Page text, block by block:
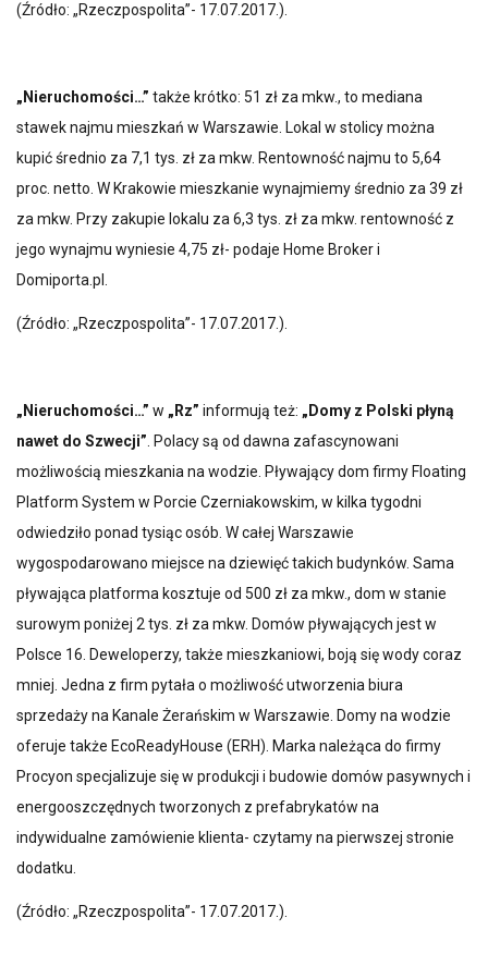
(Źródło: „Rzeczpospolita”- 17.07.2017.).
„Nieruchomości…” także krótko: 51 zł za mkw., to mediana
stawek najmu mieszkań w Warszawie. Lokal w stolicy można
kupić średnio za 7,1 tys. zł za mkw. Rentowność najmu to 5,64
proc. netto. W Krakowie mieszkanie wynajmiemy średnio za 39 zł
za mkw. Przy zakupie lokalu za 6,3 tys. zł za mkw. rentowność z
jego wynajmu wyniesie 4,75 zł- podaje Home Broker i
Domiporta.pl.
(Źródło: „Rzeczpospolita”- 17.07.2017.).
„Nieruchomości…” w „Rz” informują też: „Domy z Polski płyną
nawet do Szwecji” . Polacy są od dawna zafascynowani
możliwością mieszkania na wodzie. Pływający dom firmy Floating
Platform System w Porcie Czerniakowskim, w kilka tygodni
odwiedziło ponad tysiąc osób. W całej Warszawie
wygospodarowano miejsce na dziewięć takich budynków. Sama
pływająca platforma kosztuje od 500 zł za mkw., dom w stanie
surowym poniżej 2 tys. zł za mkw. Domów pływających jest w
Polsce 16. Deweloperzy, także mieszkaniowi, boją się wody coraz
mniej. Jedna z firm pytała o możliwość utworzenia biura
sprzedaży na Kanale Żerańskim w Warszawie. Domy na wodzie
oferuje także EcoReadyHouse (ERH). Marka należąca do firmy
Procyon specjalizuje się w produkcji i budowie domów pasywnych i
energooszczędnych tworzonych z prefabrykatów na
indywidualne zamówienie klienta- czytamy na pierwszej stronie
dodatku.
(Źródło: „Rzeczpospolita”- 17.07.2017.).